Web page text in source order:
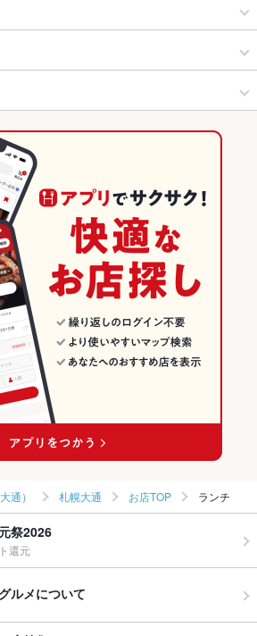
食
テーキ・ハンバーグ
ンバーグ
バーグ
バーグ
グ
バーグランキング
グルメランキング
洋食ランキング
テーキ・ハンバーグランキング
グ
バーグランキング
通） 札幌大通 お店TOP ランチ
祭2026
還元
ルメについて